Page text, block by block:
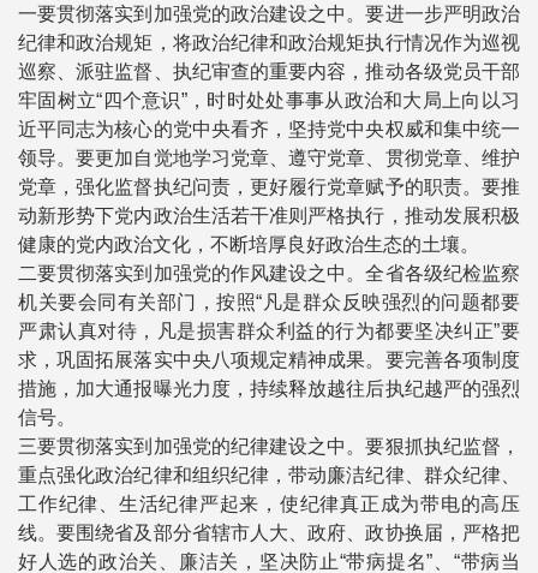
一要贯彻落实到加强党的政治建设之中。要进一步严明政治
纪律和政治规矩，将政治纪律和政治规矩执行情况作为巡视
巡察、派驻监督、执纪审查的重要内容，推动各级党员干部
牢固树立“四个意识”，时时处处事事从政治和大局上向以习
近平同志为核心的党中央看齐，坚持党中央权威和集中统一
领导。要更加自觉地学习党章、遵守党章、贯彻党章、维护
党章，强化监督执纪问责，更好履行党章赋予的职责。要推
动新形势下党内政治生活若干准则严格执行，推动发展积极
健康的党内政治文化，不断培厚良好政治生态的土壤。
二要贯彻落实到加强党的作风建设之中。全省各级纪检监察
机关要会同有关部门，按照“凡是群众反映强烈的问题都要
严肃认真对待，凡是损害群众利益的行为都要坚决纠正”要
求，巩固拓展落实中央八项规定精神成果。要完善各项制度
措施，加大通报曝光力度，持续释放越往后执纪越严的强烈
信号。
三要贯彻落实到加强党的纪律建设之中。要狠抓执纪监督，
重点强化政治纪律和组织纪律，带动廉洁纪律、群众纪律、
工作纪律、生活纪律严起来，使纪律真正成为带电的高压
线。要围绕省及部分省辖市人大、政府、政协换届，严格把
好人选的政治关、廉洁关，坚决防止“带病提名”、“带病当